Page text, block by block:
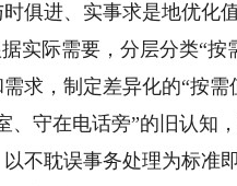
俱进、实事求是地优化值
际需要，分层分类“按
求，制定差异化的“按需
守在电话旁”的旧认知
不耽误事务处理为标准